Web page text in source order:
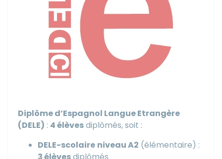
Diplôme d’Espagnol Langue Etrangère
(DELE) : 4 élèvesdiplômés, soit :
DELE-scolaire niveau A2 (élémentaire) :